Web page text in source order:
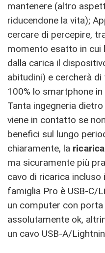
mantenere (altro
riducendone la vita);
cercare di percepire,
momento esatto in cui
dalla carica il
abitudini) e cercherà
100% lo smartphone
Tanta ingegneria
viene in contatto se
benefici sul lungo
chiaramente, la
ma sicuramente più
cavo di ricarica
famiglia Pro è USB-C/
un computer con porta
assolutamente ok,
un cavo USB-A/